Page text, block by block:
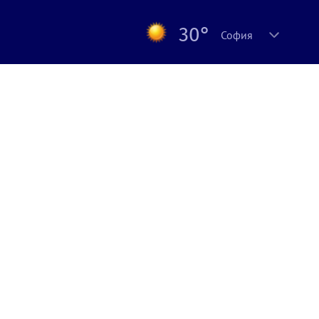
30° София